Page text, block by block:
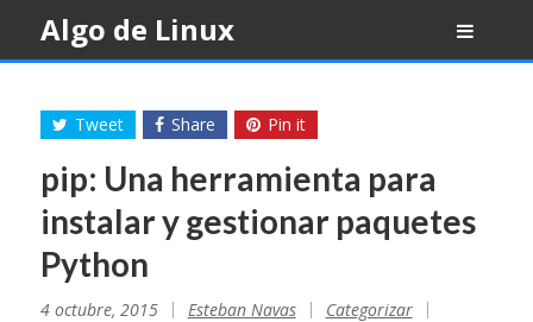
content
Algo de Linux
Tweet Share Pin it
pip: Una herramienta para
instalar y gestionar paquetes
Python
4 octubre, 2015 Esteban Navas
Categorizar